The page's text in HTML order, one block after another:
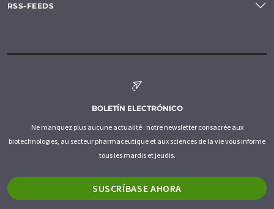
RSS-FEEDS
BOLETÍN ELECTRÓNICO
Ne manquez plus aucune actualité : notre newsletter consacrée aux
biotechnologies, au secteur pharmaceutique et aux sciences de la vie vous informe
tous les mardis et jeudis.
SUSCRÍBASE AHORA